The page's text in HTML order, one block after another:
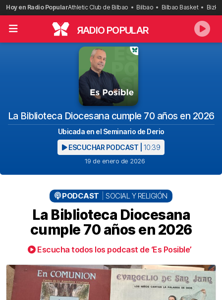
Saltar
al
contenido
Hoy en Radio PopularAthletic Club de Bilbao Bilbao Bilbao Basket
RADIO POPULAR
La Biblioteca Diocesana cumple 70 años en 2026
Ubicada en el Seminario de Derio
ESCUCHAR PODCAST | 10:39
19 de enero de 2026
PODCAST SOCIAL Y RELIGIÓN
La Biblioteca Diocesana
cumple 70 años en 2026
Escucha todos los podcast de ‘Es Posible’